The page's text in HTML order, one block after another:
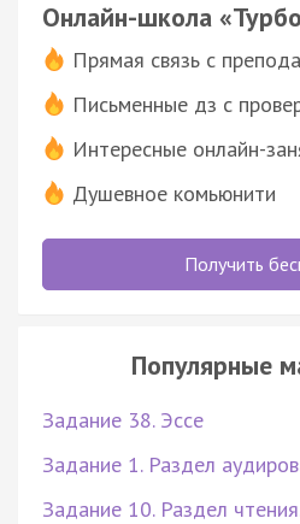
Онлайн-школа
Прямая связь с
Письменные дз с
Интересные онлайн-
Душевное комьюнити
Получить
Популярные
Задание 38. Эссе
Задание 1. Раздел
Задание 10. Раздел